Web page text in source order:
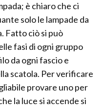
è chiaro che ci
solo le lampade da
Fatto ciò si può
fasi di ogni gruppo
da ogni fascio e
scatola. Per verificare
provare uno per
la luce si accende si